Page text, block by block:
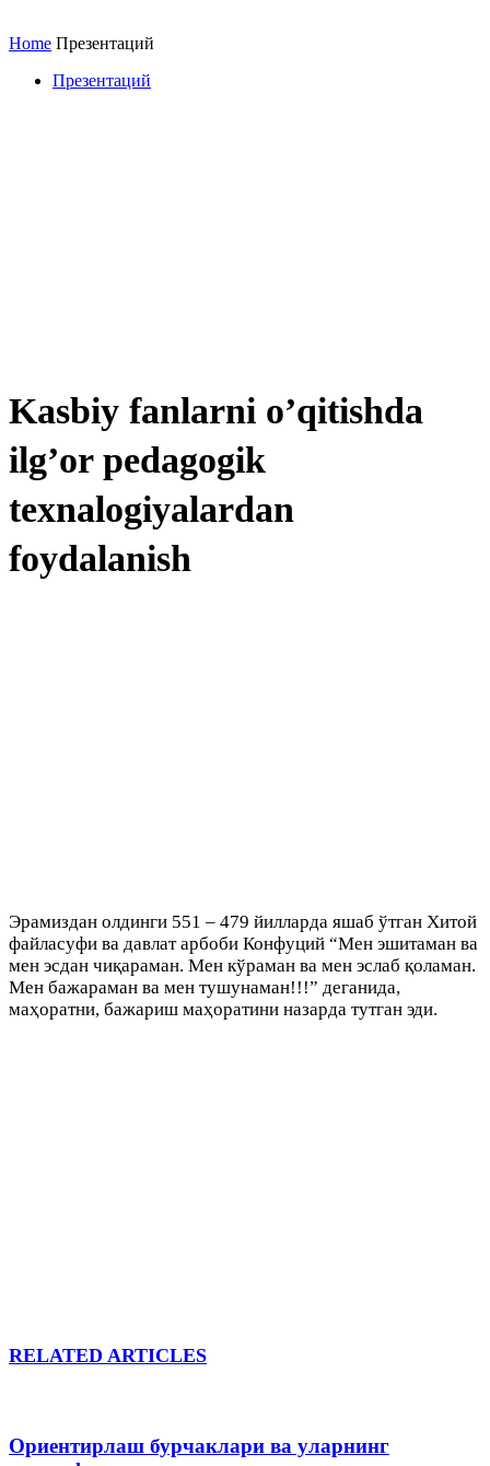
Home Презентаций
Презентаций
Kasbiy fanlarni o’qitishda
ilg’or pedagogik
texnalogiyalardan
foydalanish
Эрамиздан олдинги 551 – 479 йилларда яшаб ўтган Хитой
файласуфи ва давлат арбоби Конфуций “Мен эшитаман ва
мен эсдан чиқараман. Мен кўраман ва мен эслаб қоламан.
Мен бажараман ва мен тушунаман!!!” деганида,
маҳоратни, бажариш маҳоратини назарда тутган эди.
RELATED ARTICLES
Ориентирлаш бурчаклари ва уларнинг